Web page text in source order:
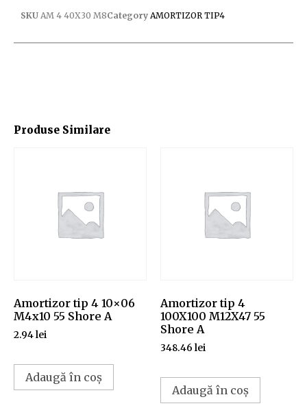
Produse Similare
Amortizor tip 4 10×06
M4x10 55 Shore A
2.94lei
Adaugă în coș
Amortizor tip 4
100X100 M12X47 55
Shore A
348.46 lei
Adaugă în coș
SKU AM 4 40X30 M8Category AMORTIZOR TIP4